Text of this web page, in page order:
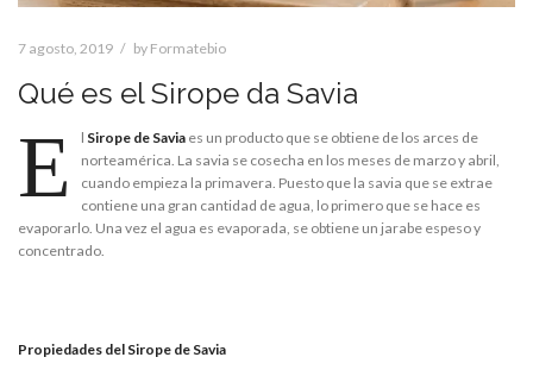
7 agosto, 2019 by Formatebio
Qué es el Sirope da Savia
E l Sirope de Savia es un producto que se obtiene de los arces de
norteamérica. La savia se cosecha en los meses de marzo y abril,
cuando empieza la primavera. Puesto que la savia que se extrae
contiene una gran cantidad de agua, lo primero que se hace es
evaporarlo. Una vez el agua es evaporada, se obtiene un jarabe espeso y
concentrado.
Propiedades del Sirope de Savia